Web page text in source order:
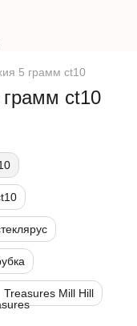
5 грамм ct10
грамм ct10
Treasures Mill Hill